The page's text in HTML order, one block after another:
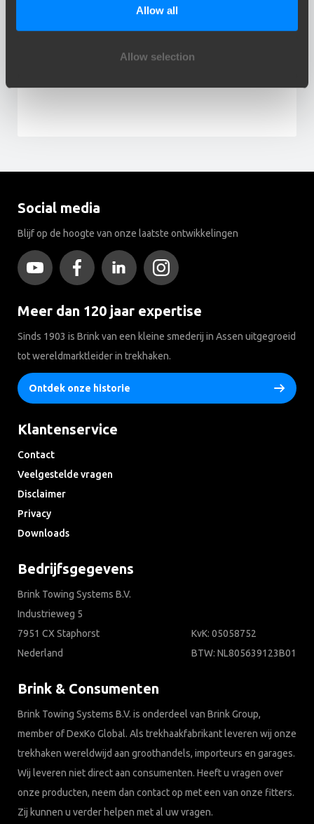
Allow all
Allow selection
Social media
Blijf op de hoogte van onze laatste ontwikkelingen
Meer dan 120 jaar expertise
Sinds 1903 is Brink van een kleine smederij in Assen uitgegroeid
tot wereldmarktleider in trekhaken.
Ontdek onze historie
Klantenservice
Contact
Veelgestelde vragen
Disclaimer
Privacy
Downloads
Bedrijfsgegevens
Brink Towing Systems B.V.
Industrieweg 5
7951 CX Staphorst
Nederland
KvK: 05058752
BTW: NL805639123B01
Brink & Consumenten
Brink Towing Systems B.V. is onderdeel van Brink Group,
member of DexKo Global. Als trekhaakfabrikant leveren wij onze
trekhaken wereldwijd aan groothandels, importeurs en garages.
Wij leveren niet direct aan consumenten. Heeft u vragen over
onze producten, neem dan contact op met een van onze fitters.
Zij kunnen u verder helpen met al uw vragen.